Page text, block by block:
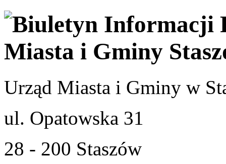
Urząd Miasta i Gminy w
ul. Opatowska 31
28 - 200 Staszów